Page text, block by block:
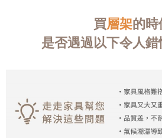
買層架的時
是否遇過以下令人錯